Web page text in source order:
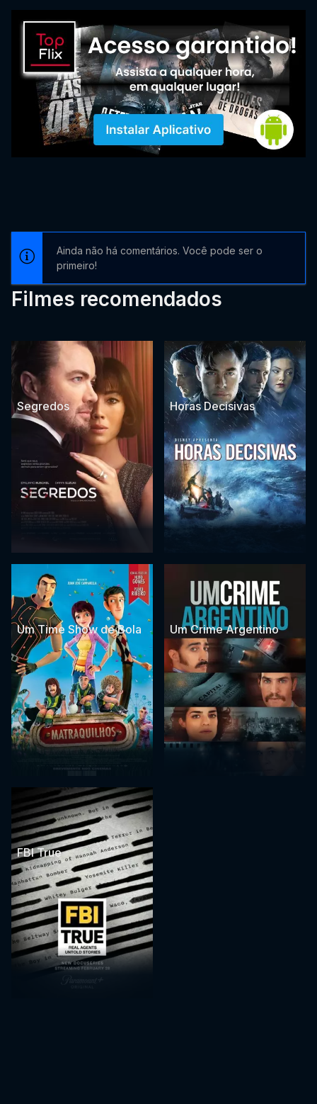
Ainda não há comentários. Você pode ser o
primeiro!
Filmes recomendados
Segredos Horas Decisivas
Um Time Show de Bola Um Crime Argentino
FBI True